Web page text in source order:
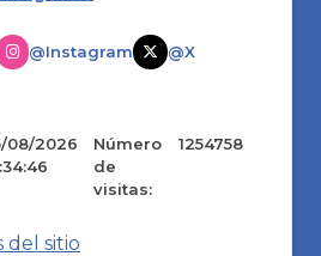
@Instagram
@X
08/2026
Número
de
visitas:
1254758
del sitio